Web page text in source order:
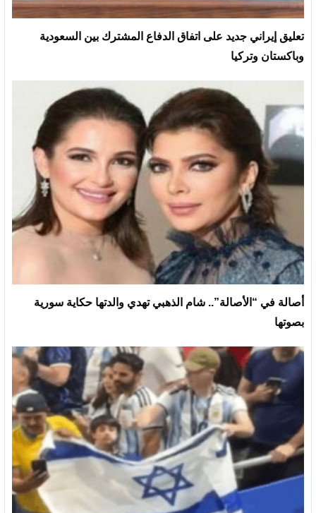
تعليق إيراني جديد على اتفاق الدفاع المشترك بين السعودية
وباكستان وتركيا
أصالة في “الأصالة”.. شام الذهبي تهدي والدتها حكاية سورية
بصوتها